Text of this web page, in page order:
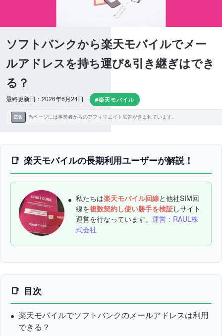
ソフトバンクから楽天モバイルでメー
ルアドレスを持ち運び&引き継ぎはでき
る？
最終更新日：2026年6月24日 #楽天モバイル
広告 当ページには事業者からのアフィリエイト広告が含まれています。
楽天モバイルの長期利用ユーザーが解説！
私たちは楽天モバイル回線と他社SIM回
線を複数契約し使い勝手を検証しサイト
運営を行なっています。 運営：RAUL株
式会社
目次
楽天モバイルでソフトバンクのメールアドレスは利用
できる？